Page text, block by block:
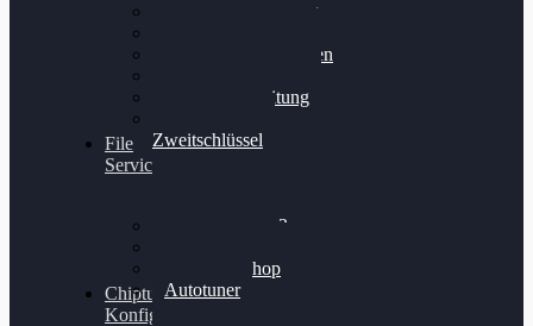
Getriebeoptimierung
Bremsscheiben planen
Felgenaufbereitung
Zweitschlüssel
File
Service
Alientech Kess3
Alientech Shop
Autotuner
Chiptuning
Konfigurator